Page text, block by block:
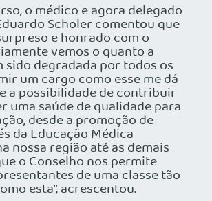
o médico e agora delegado
Scholer comentou que
e honrado com o
vemos o quanto a
sido degradada por todos os
um cargo como esse me dá
a possibilidade de contribuir
uma saúde de qualidade para
desde a promoção de
da Educação Médica
nossa região até as demais
o Conselho nos permite
de uma classe tão
esta”, acrescentou.